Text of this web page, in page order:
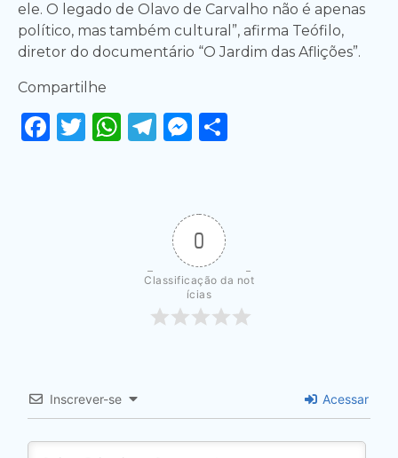
ele. O legado de Olavo de Carvalho não é apenas
político, mas também cultural”, afirma Teófilo,
diretor do documentário “O Jardim das Aflições”.
Compartilhe
Facebook
Twitter
WhatsApp
Telegram
Messenger
0
Classificação da not
ícias
Inscrever-se Acessar